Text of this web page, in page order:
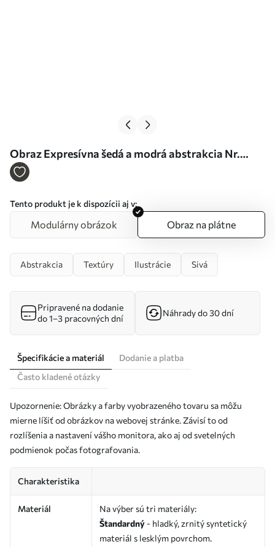
Obraz Expresívna šedá a modrá abstrakcia Nr.
s36620
Tento produkt je k dispozícii aj v:
Modulárny obrázok Obraz na plátne
Abstrakcia Textúry Ilustrácie Sivá
Pripravené na dodanie
do 1–3 pracovných dní
Náhrady do 30 dní
Špecifikácie a materiál
Dodanie a platba
Často kladené otázky
Upozornenie: Obrázky a farby vyobrazeného tovaru sa môžu
mierne líšiť od obrázkov na webovej stránke. Závisí to od
rozlíšenia a nastavení vášho monitora, ako aj od svetelných
podmienok počas fotografovania.
Charakteristika
Materiál
Na výber sú tri materiály:
Štandardný - hladký, zrnitý syntetický
materiál s lesklým povrchom.